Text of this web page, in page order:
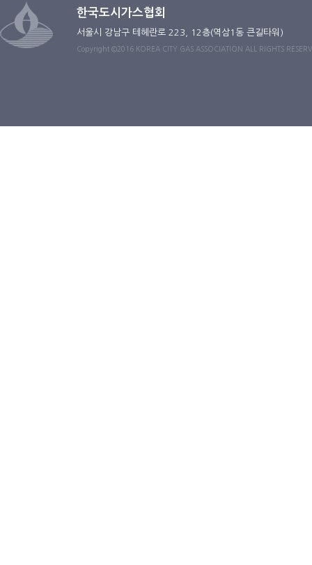
한국도시가스협회
서울시 강남구 테헤란로 223, 12층(역삼1동 큰길타워)
Copyright ©2016 KOREA CITY GAS ASSOCIATION ALL RIGHTS